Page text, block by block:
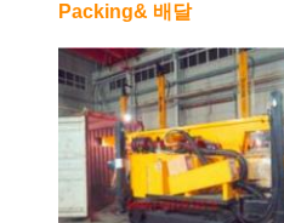
Packing& 배달